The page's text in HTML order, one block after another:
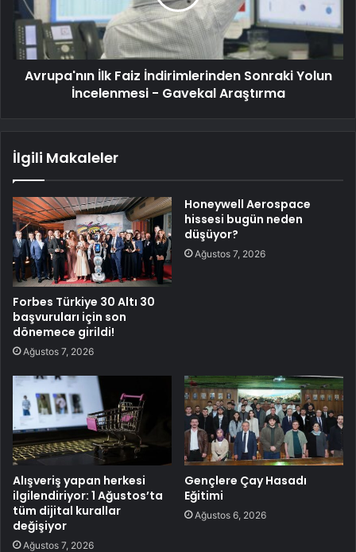
Avrupa'nın İlk Faiz İndirimlerinden Sonraki Yolun
İncelenmesi - Gavekal Araştırma
İlgili Makaleler
Forbes Türkiye 30 Altı 30
başvuruları için son
dönemece girildi!
Ağustos 7, 2026
Honeywell Aerospace
hissesi bugün neden
düşüyor?
Ağustos 7, 2026
Alışveriş yapan herkesi
ilgilendiriyor: 1 Ağustos’ta
tüm dijital kurallar
değişiyor
Ağustos 7, 2026
Gençlere Çay Hasadı
Eğitimi
Ağustos 6, 2026